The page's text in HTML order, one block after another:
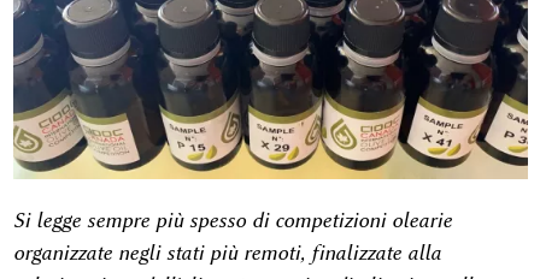
Si legge sempre più spesso di competizioni olearie
organizzate negli stati più remoti, finalizzate alla